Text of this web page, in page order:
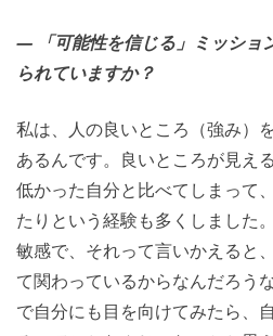
― 「可能性を信じる」ミッショ
られていますか？
私は、人の良いところ（強み）
あるんです。良いところが見え
低かった自分と比べてしまって
たりという経験も多くしました
敏感で、それって言いかえると
て関わっているからなんだろう
で自分にも目を向けてみたら、